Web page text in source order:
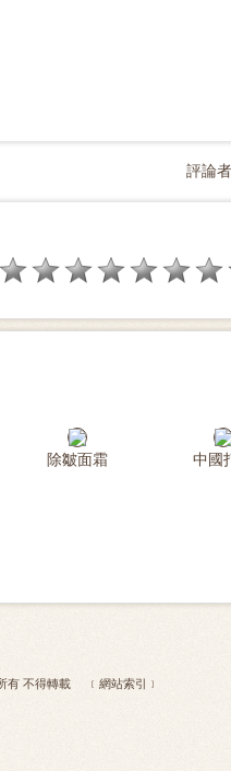
評論
除皺面霜 中國
有 不得轉載 ﹝網站索引﹞